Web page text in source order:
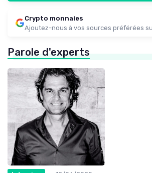
Crypto monnaies
Ajoutez-nous à vos sources préférées
Parole d'experts